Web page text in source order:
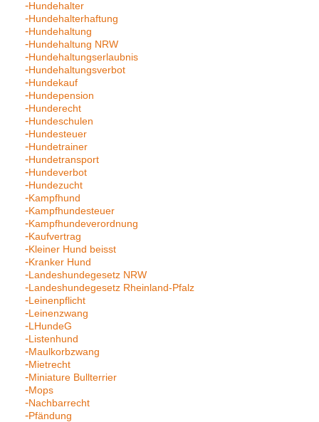
Hundehalter
Hundehalterhaftung
Hundehaltung
Hundehaltung NRW
Hundehaltungserlaubnis
Hundehaltungsverbot
Hundekauf
Hundepension
Hunderecht
Hundeschulen
Hundesteuer
Hundetrainer
Hundetransport
Hundeverbot
Hundezucht
Kampfhund
Kampfhundesteuer
Kampfhundeverordnung
Kaufvertrag
Kleiner Hund beisst
Kranker Hund
Landeshundegesetz NRW
Landeshundegesetz Rheinland-Pfalz
Leinenpflicht
Leinenzwang
LHundeG
Listenhund
Maulkorbzwang
Mietrecht
Miniature Bullterrier
Mops
Nachbarrecht
Pfändung